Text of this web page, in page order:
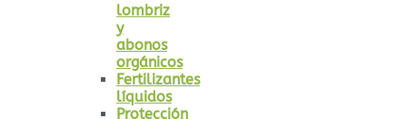
lombriz
y
abonos
orgánicos
Fertilizantes
líquidos
Protección